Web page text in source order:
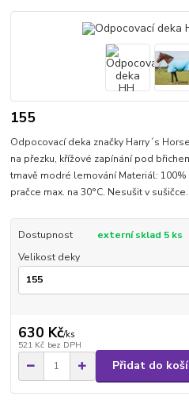
155
Odpocovací deka značky Harry´s
na přezku, křížové zapínání pod
tmavě modré lemování Materiál:
pračce max. na 30°C. Nesušit v sušičce.
Dostupnost
externí sklad 5 ks
Velikost deky
630 Kč/ks
521 Kč bez DPH
Přidat do